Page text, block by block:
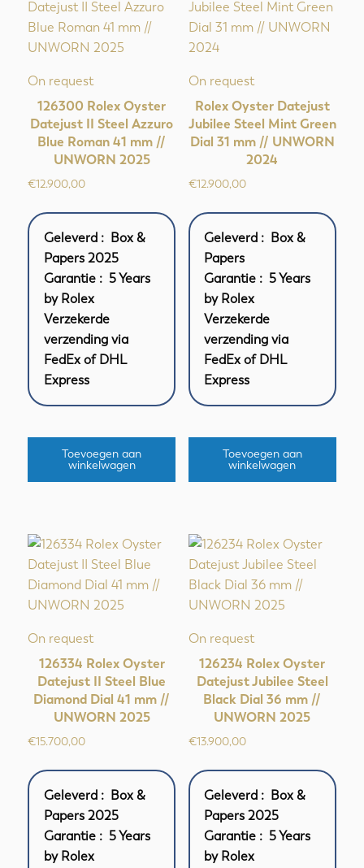
On request
126300 Rolex Oyster
Datejust II Steel Azzuro
Blue Roman 41 mm //
UNWORN 2025
€12.900,00
Geleverd : Box &
Papers 2025
Garantie : 5 Years
by Rolex
Verzekerde
verzending via
FedEx of DHL
Express
Toevoegen aan
winkelwagen
On request
Rolex Oyster Datejust
Jubilee Steel Mint Green
Dial 31 mm // UNWORN
2024
€12.900,00
Geleverd : Box &
Papers
Garantie : 5 Years
by Rolex
Verzekerde
verzending via
FedEx of DHL
Express
Toevoegen aan
winkelwagen
On request
126334 Rolex Oyster
Datejust II Steel Blue
Diamond Dial 41 mm //
UNWORN 2025
€15.700,00
Geleverd : Box &
Papers 2025
Garantie : 5 Years
by Rolex
On request
126234 Rolex Oyster
Datejust Jubilee Steel
Black Dial 36 mm //
UNWORN 2025
€13.900,00
Geleverd : Box &
Papers 2025
Garantie : 5 Years
by Rolex